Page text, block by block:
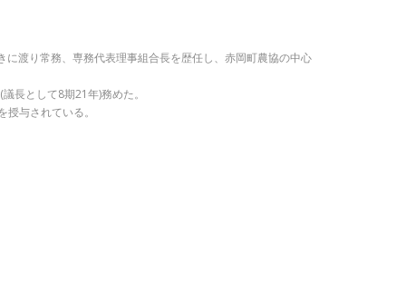
渡り常務、専務代表理事組合長を歴任し、赤岡町農協の中心
長として8期21年)務めた。
与されている。